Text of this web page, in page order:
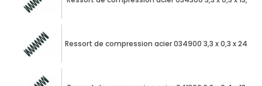
Ressort de compression acier 034900 3,3 x 0,3 x 24,95